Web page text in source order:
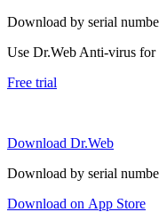
Download by serial
Use Dr.Web Anti-virus
Free trial
Download Dr.Web
Download by serial
Download on App Store